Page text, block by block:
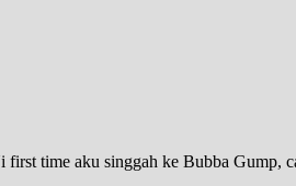
first time aku singgah ke Bubba Gump,